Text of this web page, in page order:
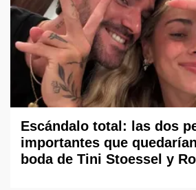
Escándalo total: las dos
importantes que
boda de Tini Stoessel y